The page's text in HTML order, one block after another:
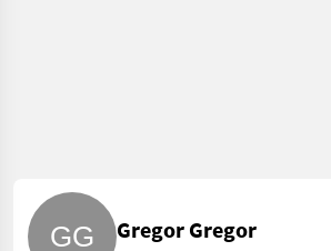
Gregor Gregor